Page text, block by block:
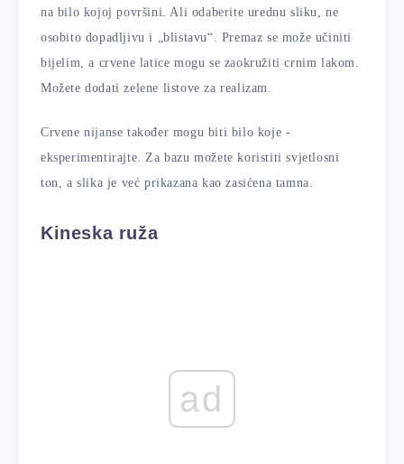
na bilo kojoj površini. Ali odaberite urednu sliku, ne
osobito dopadljivu i „blistavu“. Premaz se može učiniti
bijelim, a crvene latice mogu se zaokružiti crnim lakom.
Možete dodati zelene listove za realizam.
Crvene nijanse također mogu biti bilo koje -
eksperimentirajte. Za bazu možete koristiti svjetlosni
ton, a slika je već prikazana kao zasićena tamna.
Kineska ruža
ad